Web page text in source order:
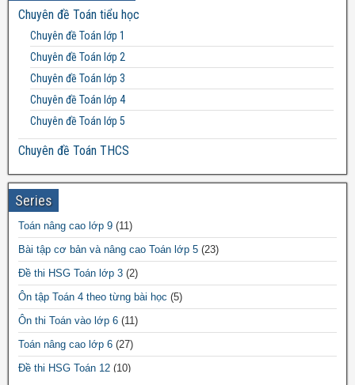
Đề thi Toán lớp 10
Đề thi Toán lớp 11
Đề thi Toán lớp 12
Chuyên đề Toán tiểu học
Chuyên đề Toán lớp 1
Chuyên đề Toán lớp 2
Chuyên đề Toán lớp 3
Chuyên đề Toán lớp 4
Chuyên đề Toán lớp 5
Chuyên đề Toán THCS
Bất đẳng thức THCS
Chuyên đề Toán lớp 6
Chuyên đề Toán lớp 7
Chuyên đề Toán lớp 8
Chuyên đề Toán lớp 9
Chuyên đề Toán THPT
Chuyên đề Toán lớp 10
Chuyên đề Toán lớp 11
Chuyên đề Toán lớp 12
Series
Toán nâng cao lớp 9 (11)
Bài tập cơ bản và nâng cao Toán lớp 5 (23)
Đề thi HSG Toán lớp 3 (2)
Ôn tập Toán 4 theo từng bài học (5)
Ôn thi Toán vào lớp 6 (11)
Toán nâng cao lớp 6 (27)
Đề thi HSG Toán 12 (10)